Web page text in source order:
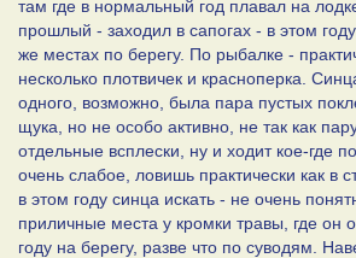
там где в нормальный год плавал на
прошлый - заходил в сапогах - в этом
же местах по берегу. По рыбалке -
несколько плотвичек и красноперка.
одного, возможно, была пара пустых
щука, но не особо активно, не так как
отдельные всплески, ну и ходит кое-где
очень слабое, ловишь практически как в
в этом году синца искать - не очень
приличные места у кромки травы, где он
году на берегу, разве что по суводям.